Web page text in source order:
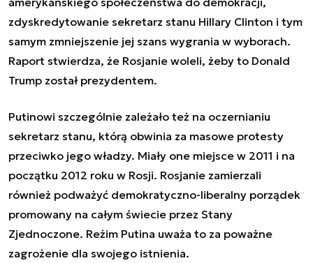
zdyskredytowanie sekretarz stanu Hillary Clinton i tym
samym zmniejszenie jej szans wygrania w wyborach.
Raport stwierdza, że Rosjanie woleli, żeby to Donald
Trump został prezydentem.
Putinowi szczególnie zależało też na oczernianiu
sekretarz stanu, którą obwinia za masowe protesty
przeciwko jego władzy. Miały one miejsce w 2011 i na
początku 2012 roku w Rosji. Rosjanie zamierzali
również podważyć demokratyczno-liberalny porządek
promowany na całym świecie przez Stany
Zjednoczone. Reżim Putina uważa to za poważne
zagrożenie dla swojego istnienia.